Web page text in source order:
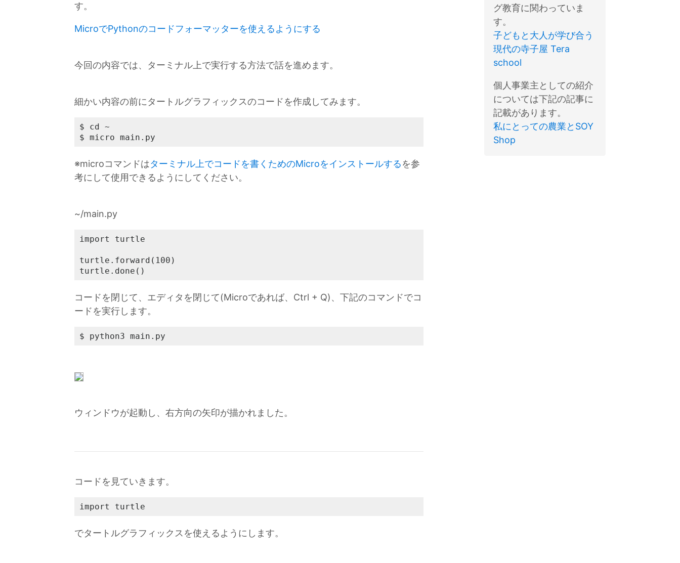
す。
MicroでPythonのコードフォーマッターを使えるようにする
今回の内容では、ターミナル上で実行する方法で話を進めます。
細かい内容の前にタートルグラフィックスのコードを作成してみます。
$ cd ~
$ micro main.py
※microコマンドはターミナル上でコードを書くためのMicroをインストールするを参
考にして使用できるようにしてください。
~/main.py
import turtle
turtle.forward(100)
turtle.done()
コードを閉じて、エディタを閉じて(Microであれば、Ctrl + Q)、下記のコマンドでコ
ードを実行します。
$ python3 main.py
ウィンドウが起動し、右方向の矢印が描かれました。
コードを見ていきます。
import turtle
でタートルグラフィックスを使えるようにします。
グ教育に関わっていま
す。
子どもと大人が学び合う
現代の寺子屋 Tera
school
個人事業主としての紹介
については下記の記事に
記載があります。
私にとっての農業とSOY
Shop